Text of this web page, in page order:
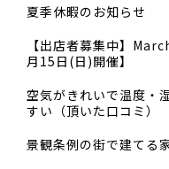
夏季休暇のお知らせ
【出店者募集中】
月15日(日)開催】
空気がきれいで温度・
すい（頂いた口コミ）
景観条例の街で建てる